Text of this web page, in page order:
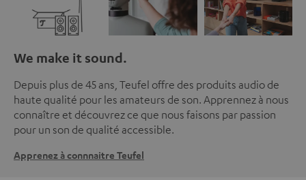
We make it sound.
Depuis plus de 45 ans, Teufel offre des produits audio de
haute qualité pour les amateurs de son. Apprennez à nous
connaître et découvrez ce que nous faisons par passion
pour un son de qualité accessible.
Apprenez à connnaitre Teufel